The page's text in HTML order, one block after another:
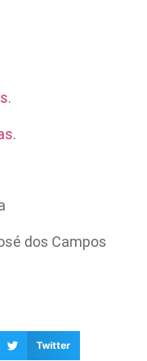
.
.
dos Campos
Twitter